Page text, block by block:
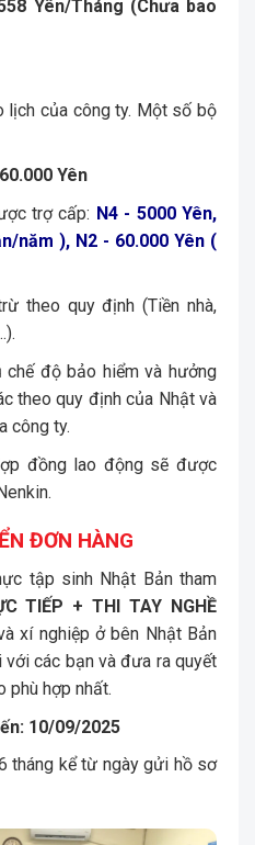
Yên/Tháng (Chưa bao
lịch của công ty. Một số bộ
60.000 Yên
trợ cấp: N4 - 5000 Yên,
năm ), N2 - 60.000 Yên (
theo quy định (Tiền nhà,
độ bảo hiểm và hưởng
theo quy định của Nhật và
công ty.
đồng lao động sẽ được
ĐƠN HÀNG
tập sinh Nhật Bản tham
TIẾP + THI TAY NGHỀ
xí nghiệp ở bên Nhật Bản
các bạn và đưa ra quyết
phù hợp nhất.
10/09/2025
tháng kể từ ngày gửi hồ sơ